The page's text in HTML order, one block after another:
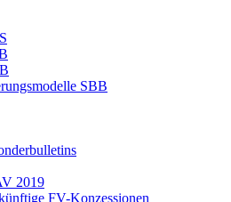
SBB
2019
FV-Konzessionen